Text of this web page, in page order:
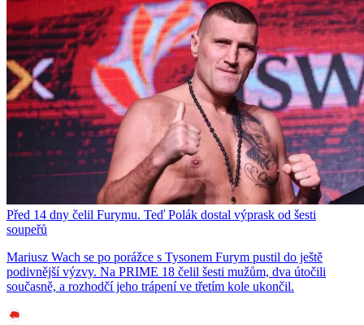
Před 14 dny čelil Furymu. Teď Polák dostal výprask od šesti
soupeřů
Mariusz Wach se po porážce s Tysonem Furym pustil do ještě
podivnější výzvy. Na PRIME 18 čelil šesti mužům, dva útočili
současně, a rozhodčí jeho trápení ve třetím kole ukončil.